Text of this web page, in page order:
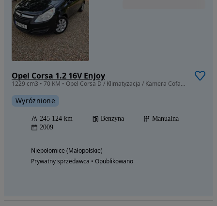
Opel Corsa 1.2 16V Enjoy
1229 cm3 • 70 KM • Opel Corsa D / Klimatyzacja / Kamera Cofania / Radio Android/
Wyróżnione
245 124 km Benzyna
Manualna
2009
Niepołomice (Małopolskie)
Prywatny sprzedawca • Opublikowano